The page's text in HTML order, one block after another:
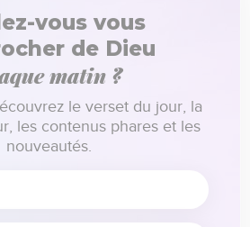
vous vous
de Dieu
matin ?
le verset du jour, la
les contenus phares et les
nouveautés.